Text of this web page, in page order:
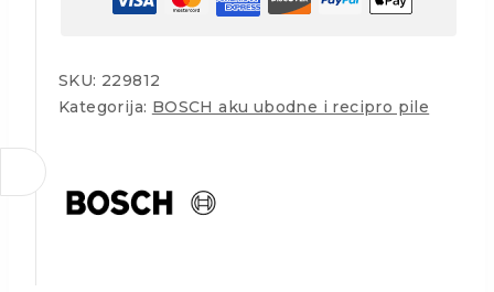
SKU: 229812
Kategorija: BOSCH aku ubodne i recipro pile